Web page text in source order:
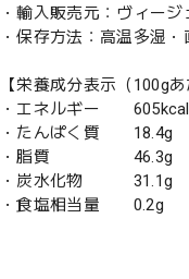
・輸入販売元：ヴィー
・保存方法：高温多湿
【栄養成分表示（100gあ
・エネルギー 605kcal
・たんぱく質 18.4g
・脂質 46.3g
・炭水化物 31.1g
・食塩相当量 0.2g